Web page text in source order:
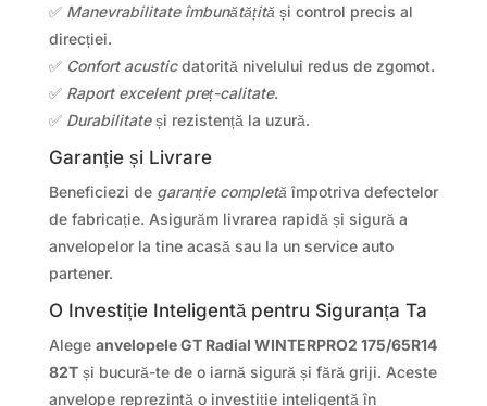
✅ Manevrabilitate îmbunătățită și control precis al
direcției.
✅ Confort acusticdatorită nivelului redus de zgomot.
✅ Raport excelent preț-calitate.
✅ Durabilitateși rezistență la uzură.
Garanție și Livrare
Beneficiezi de garanție completă împotriva defectelor
de fabricație. Asigurăm livrarea rapidă și sigură a
anvelopelor la tine acasă sau la un service auto
partener.
O Investiție Inteligentă pentru Siguranța Ta
Alege anvelopele GT Radial WINTERPRO2 175/65R14
82Tși bucură-te de o iarnă sigură și fără griji. Aceste
anvelope reprezintă o investiție inteligentă în